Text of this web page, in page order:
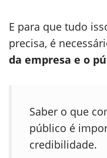
E para que tudo
precisa, é
da empresa e o
Saber o que
público é
credibilidade.